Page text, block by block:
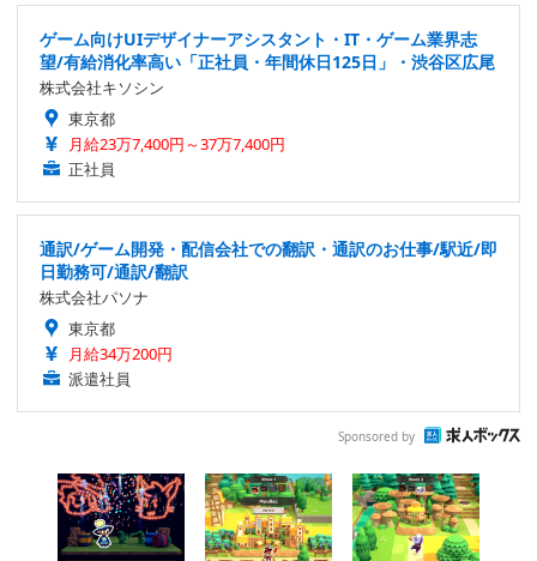
ゲーム向けUIデザイナーアシスタント・IT・ゲーム業界志
望/有給消化率高い「正社員・年間休日125日」・渋谷区広尾
株式会社キソシン
東京都
月給23万7,400円～37万7,400円
正社員
通訳/ゲーム開発・配信会社での翻訳・通訳のお仕事/駅近/即
日勤務可/通訳/翻訳
株式会社パソナ
東京都
月給34万200円
派遣社員
Sponsored by